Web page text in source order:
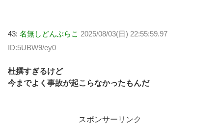
43: 名無しどんぶらこ 2025/08/03(日) 22:55:59.97
ID:5UBW9/ey0
杜撰すぎるけど
今までよく事故が起こらなかったもんだ
スポンサーリンク